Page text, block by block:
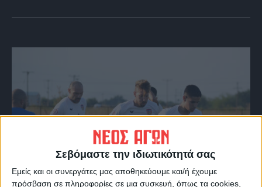
Σεβόμαστε την ιδιωτικότητά σας
Εμείς και οι συνεργάτες μας αποθηκεύουμε και/ή έχουμε
πρόσβαση σε πληροφορίες σε μια συσκευή, όπως τα cookies,